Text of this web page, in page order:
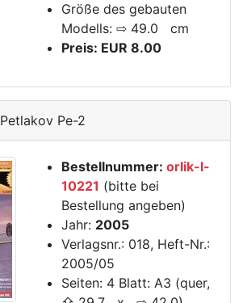
Größe des gebauten
Modells: ⇨ 49.0 cm
Preis: EUR 8.00
Petlakov Pe-2
Bestellnummer: orlik-l-
10221 (bitte bei
Bestellung angeben)
Jahr: 2005
Verlagsnr.: 018, Heft-Nr.:
2005/05
Seiten: 4 Blatt: A3 (quer,